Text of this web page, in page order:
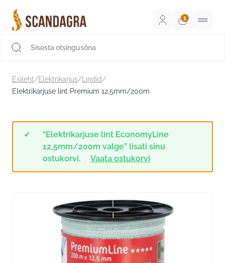
sisu
juurde
Esileht/Elektrikarjus/ Lindid/
Elektrikarjuse lint Premium 12,5mm/200m
“Elektrikarjuse lint EconomyLine
12,5mm/200m valge” lisati sinu
ostukorvi.
Vaata ostukorvi